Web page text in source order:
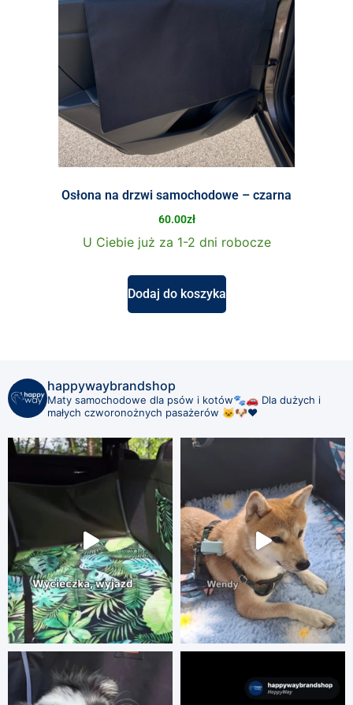
Osłona na drzwi samochodowe – czarna
60.00zł
U Ciebie już za 1-2 dni robocze
Dodaj do koszyka
happywaybrandshop
Maty samochodowe dla psów i kotów🐾🚗 Dla dużych i
małych czworonożnych pasażerów 🐱🐶❤️